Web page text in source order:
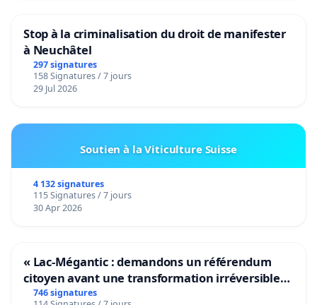
Stop à la criminalisation du droit de manifester
à Neuchâtel
297 signatures
158 Signatures / 7 jours
29 Jul 2026
Soutien à la Viticulture Suisse
4 132 signatures
115 Signatures / 7 jours
30 Apr 2026
« Lac-Mégantic : demandons un référendum
citoyen avant une transformation irréversible
de notre territoire »
746 signatures